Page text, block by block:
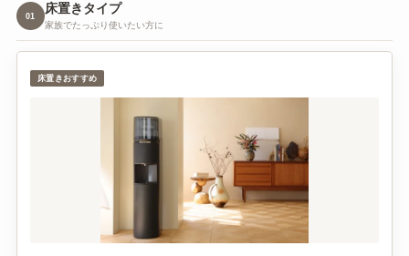
01
床置きタイプ
家族でたっぷり使いたい方に
床置きおすすめ